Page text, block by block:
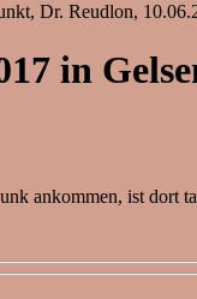
Dr. Reudlon,
in
ankommen, ist dort